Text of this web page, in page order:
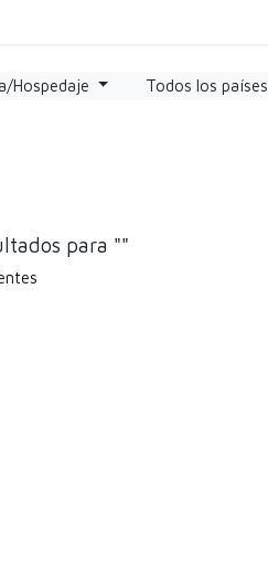
Hospedaje Todos los países
para ""